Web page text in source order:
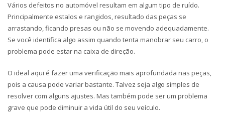
Vários defeitos no automóvel resultam em algum tipo de ruído.
Principalmente estalos e rangidos, resultado das peças se
arrastando, ficando presas ou não se movendo adequadamente.
Se você identifica algo assim quando tenta manobrar seu carro, o
problema pode estar na caixa de direção.
O ideal aqui é fazer uma verificação mais aprofundada nas peças,
pois a causa pode variar bastante. Talvez seja algo simples de
resolver com alguns ajustes. Mas também pode ser um problema
grave que pode diminuir a vida útil do seu veículo.